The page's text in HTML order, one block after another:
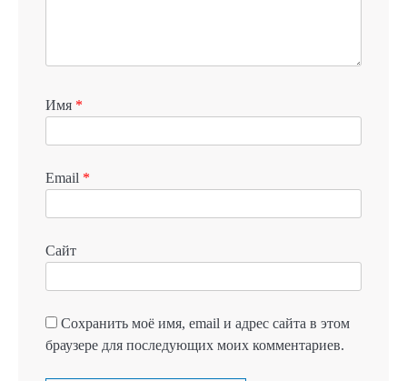
Имя *
Email *
Сайт
Сохранить моё имя, email и адрес сайта в этом
браузере для последующих моих комментариев.